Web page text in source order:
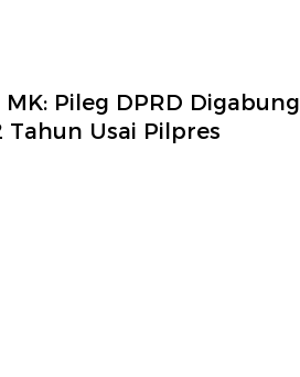
Pileg DPRD Digabung
Tahun Usai Pilpres